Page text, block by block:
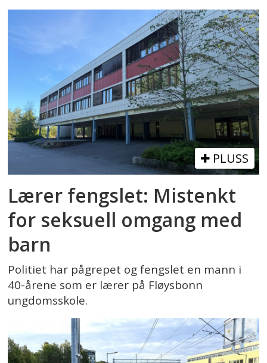
PLUSS
Lærer fengslet: Mistenkt
for seksuell omgang med
barn
Politiet har pågrepet og fengslet en mann i
40-årene som er lærer på Fløysbonn
ungdomsskole.